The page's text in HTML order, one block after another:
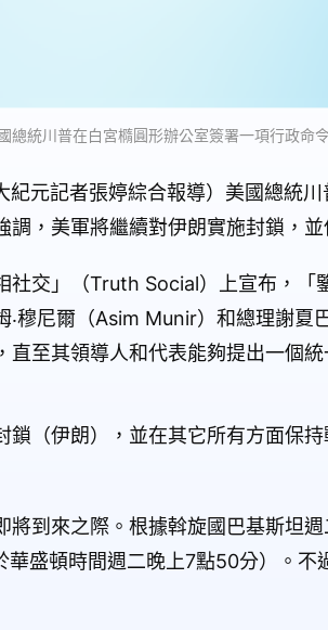
總統川普在白宮橢圓形辦公室簽署一項行政命
紀元記者張婷綜合報導）美國總統
，美軍將繼續對伊朗實施封鎖，並
社交」（Truth Social）上宣布，「
穆尼爾（Asim Munir）和總理謝夏
至其領導人和代表能夠提出一個統
鎖（伊朗），並在其它所有方面保
將到來之際。根據斡旋國巴基斯坦
盛頓時間週二晚上7點50分）。不